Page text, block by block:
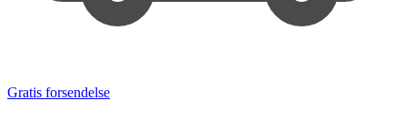
Gratis forsendelse